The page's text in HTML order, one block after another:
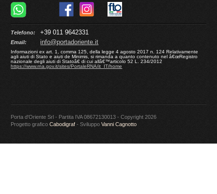
Telefono: +39 011 9642331
Email: info@portadoriente.it
Informazioni ex art. 1, comma 125, della legge 4 agosto 2017 n. 124 Relativamente
agli aiuti di Stato e aiuti de Minimis, si rimanda a quanto contenuto nel â€œRegistro
nazionale degli aiuti di Statoâ€ di cui allâ€™articolo 52 L. 234/2012
https://www.rna.gov.it/sites/PortaleRNA/it_IT/home
Porta d'Oriente Srl - Partita IVA 08672130013 - Copyright 2026
Progetto graficoCabodigraf - SviluppoVanni Cagnotto